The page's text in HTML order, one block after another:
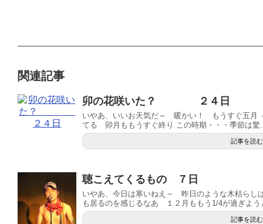
関連記事
卯の花咲いた？ ２４日
いやあ、いいお天気だ～ 暖かい！ もうすぐ五月
てる 卯月ももうすぐ終り この時期・・・季節は驚
記事を読む
聴こえてくるもの ７日
いやあ、今日は寒いねえ～ 昨日のような木枯らし
も居るのを感じるなあ １２月ももう1/4が過ぎよう
記事を読む